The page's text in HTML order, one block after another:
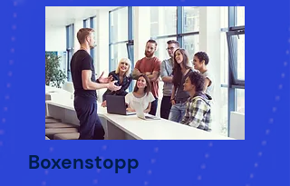
Boxenstopp